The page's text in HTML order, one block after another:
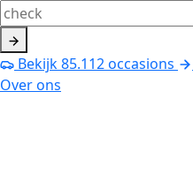
Bekijk85.112occasions
Over ons